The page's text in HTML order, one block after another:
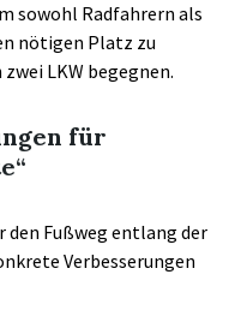
sowohl Radfahrern als
nötigen Platz zu
LKW begegnen.
für
Fußweg entlang der
Verbesserungen